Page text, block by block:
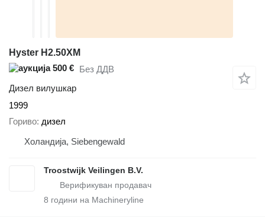
Hyster H2.50XM
500 € Без ДДВ
Дизел вилушкар
1999
Гориво дизел
Холандија, Siebengewald
Troostwijk Veilingen B.V.
8 години на Machineryline